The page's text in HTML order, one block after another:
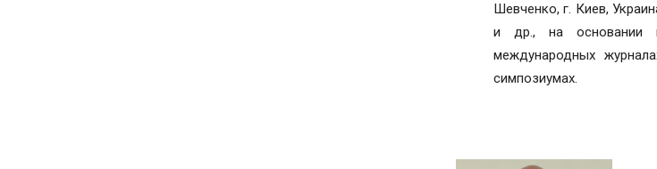
Шевченко, г. Киев,
и др., на основании
международных
симпозиумах.